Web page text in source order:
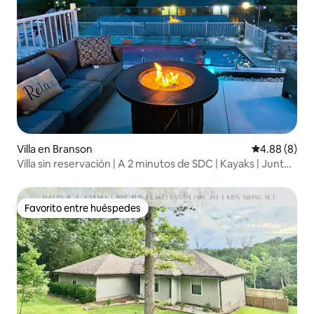
Villa en Branson Calificación
4.88 (8)
Villa sin reservación | A 2 minutos de SDC | Kayaks | Junto
Favorito entre huéspedes
Favorito entre huéspedes